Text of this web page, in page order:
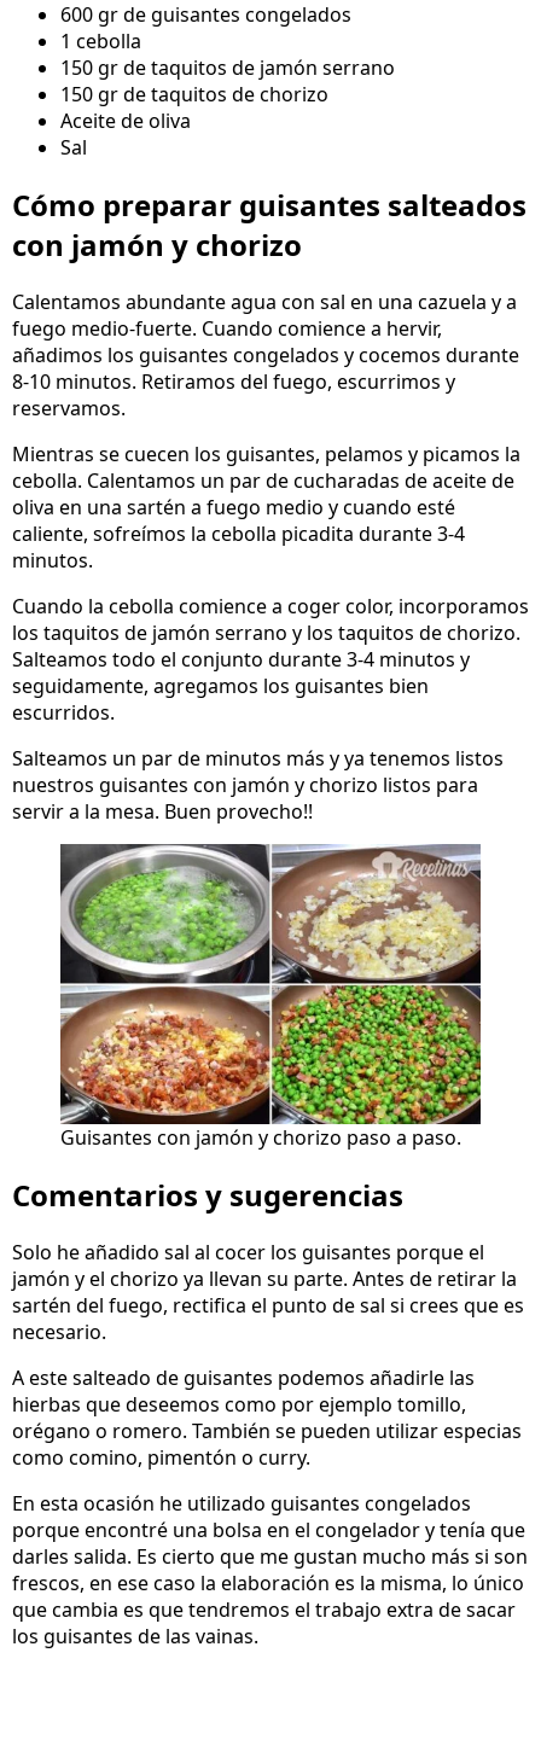
600 gr de guisantes congelados
1 cebolla
150 gr de taquitos de jamón serrano
150 gr de taquitos de chorizo
Aceite de oliva
Sal
Cómo preparar guisantes salteados
con jamón y chorizo
Calentamos abundante agua con sal en una cazuela y a
fuego medio-fuerte. Cuando comience a hervir,
añadimos los guisantes congelados y cocemos durante
8-10 minutos. Retiramos del fuego, escurrimos y
reservamos.
Mientras se cuecen los guisantes, pelamos y picamos la
cebolla. Calentamos un par de cucharadas de aceite de
oliva en una sartén a fuego medio y cuando esté
caliente, sofreímos la cebolla picadita durante 3-4
minutos.
Cuando la cebolla comience a coger color, incorporamos
los taquitos de jamón serrano y los taquitos de chorizo.
Salteamos todo el conjunto durante 3-4 minutos y
seguidamente, agregamos los guisantes bien
escurridos.
Salteamos un par de minutos más y ya tenemos listos
nuestros guisantes con jamón y chorizo listos para
servir a la mesa. Buen provecho!!
Guisantes con jamón y chorizo paso a paso.
Comentarios y sugerencias
Solo he añadido sal al cocer los guisantes porque el
jamón y el chorizo ya llevan su parte. Antes de retirar la
sartén del fuego, rectifica el punto de sal si crees que es
necesario.
A este salteado de guisantes podemos añadirle las
hierbas que deseemos como por ejemplo tomillo,
orégano o romero. También se pueden utilizar especias
como comino, pimentón o curry.
En esta ocasión he utilizado guisantes congelados
porque encontré una bolsa en el congelador y tenía que
darles salida. Es cierto que me gustan mucho más si son
frescos, en ese caso la elaboración es la misma, lo único
que cambia es que tendremos el trabajo extra de sacar
los guisantes de las vainas.